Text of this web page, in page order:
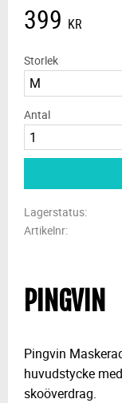
399 KR
Storlek
Antal
Lagerstatus
Artikelnr
PINGVIN
Pingvin
huvudstycke
skoöverdrag.